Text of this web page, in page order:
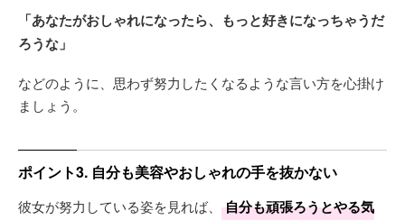
「あなたがおしゃれになったら、もっと好きになっちゃうだ
ろうな」
などのように、思わず努力したくなるような言い方を心掛け
ましょう。
ポイント3. 自分も美容やおしゃれの手を抜かない
彼女が努力している姿を見れば、
自分も頑張ろうとやる気